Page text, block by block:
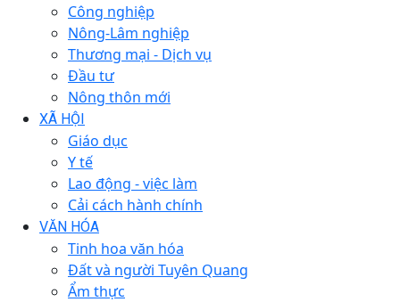
Công nghiệp
Nông-Lâm nghiệp
Thương mại - Dịch vụ
Đầu tư
Nông thôn mới
XÃ HỘI
Giáo dục
Y tế
Lao động - việc làm
Cải cách hành chính
VĂN HÓA
Tinh hoa văn hóa
Đất và người Tuyên Quang
Ẩm thực